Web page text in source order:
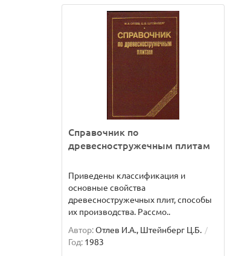
Справочник по
древесностружечным плитам
Приведены классификация и
основные свойства
древесностружечных плит, способы
их производства. Рассмо..
Автор:Отлев И.А., Штейнберг Ц.Б.
Год: 1983